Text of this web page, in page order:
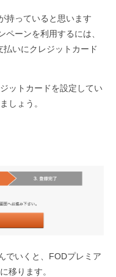
持っていると思います
ーンを利用するには、
いにクレジットカード
ットカードを設定してい
しょう。
でいくと、FODプレミア
移ります。